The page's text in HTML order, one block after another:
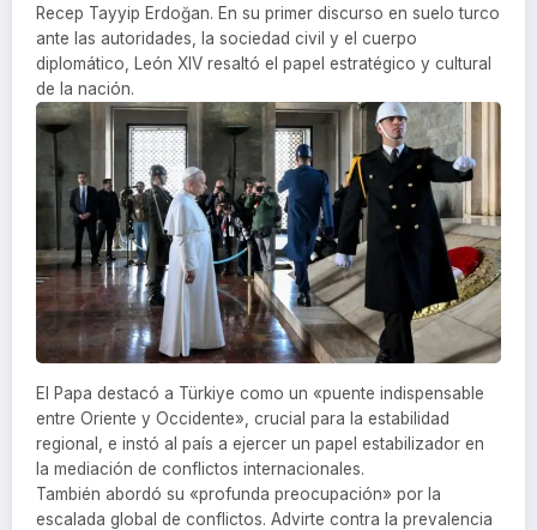
Recep Tayyip Erdoğan. En su primer discurso en suelo turco
ante las autoridades, la sociedad civil y el cuerpo
diplomático, León XIV resaltó el papel estratégico y cultural
de la nación.
El Papa destacó a Türkiye como un «puente indispensable
entre Oriente y Occidente», crucial para la estabilidad
regional, e instó al país a ejercer un papel estabilizador en
la mediación de conflictos internacionales.
También abordó su «profunda preocupación» por la
escalada global de conflictos. Advirte contra la prevalencia